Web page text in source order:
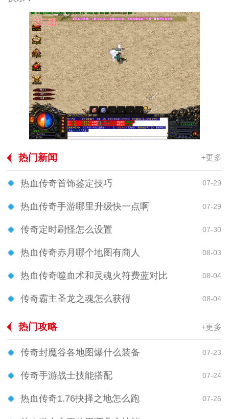
热门新闻 +更多
热血传奇首饰鉴定技巧 07-29
热血传奇手游哪里升级快一点啊 07-29
传奇定时刷怪怎么设置 07-30
热血传奇赤月哪个地图有商人 08-03
热血传奇噬血术和灵魂火符费蓝对比 08-04
传奇霸主圣龙之魂怎么获得 08-04
热门攻略 +更多
传奇封魔谷各地图爆什么装备 07-23
传奇手游战士技能搭配 07-24
热血传奇1.76抉择之地怎么跑 07-26